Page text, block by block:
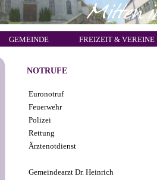
GEMEINDE FREIZEIT & VEREINE
NOTRUFE
Euronotruf
Feuerwehr
Polizei
Rettung
Ärztenotdienst
Gemeindearzt Dr. Heinrich